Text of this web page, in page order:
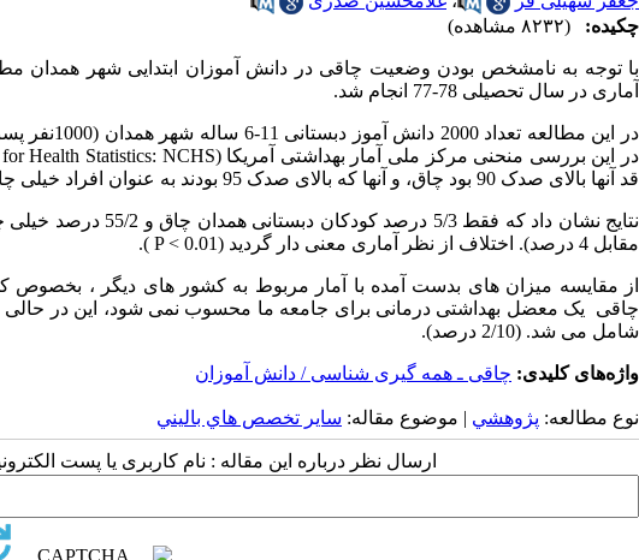
چکیده:
(۸۲۳۲ مشاهده)
با توجه به نامشخص بودن وضعیت چاقی در دانش آموزان ابتدایی شهر همدان
آماری در سال تحصیلی 78-77 انجام شد.
در این بررسی منحنی مرکز ملی آمار بهداشتی آمریکاHealth Statistics: NCHS)
قد آنها بالای صدک 90 بود چاق، و آنها که بالای صدک 95 بودند به عنوان افراد خیلی چاق تعریف شدند.
مقابل 4 درصد). اختلاف از نظر آماری معنی دار گردید
( P < 0.01)
.
از مقایسه میزان های بدست آمده با آمار مربوط به کشور های دیگر ،
چاقی یک معضل بهداشتی درمانی برای جامعه ما محسوب نمی شود، این در حالی
شامل می شد. (2/10 درصد).
واژه‌های کلیدی: چاقی ـ همه گیری شناسی / دانش آموزان
نوع مطالعه: پژوهشي | موضوع مقاله: سایر تخصص هاي باليني
ارسال نظر درباره این مقاله : نام کاربری یا پست